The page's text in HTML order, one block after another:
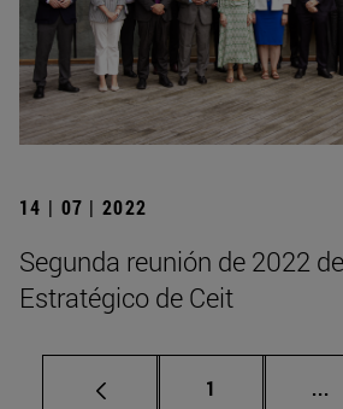
14 | 07 | 2022
Segunda reunión de 2022
Estratégico de Ceit
Página
1 ...